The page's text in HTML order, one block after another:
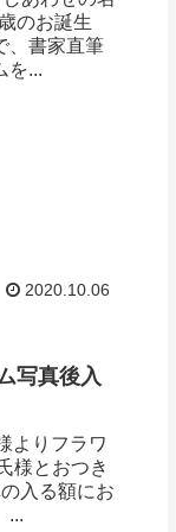
のお誕生
、書家直筆
を...
2020.10.06
写真後入
よりフラワ
様とおつき
入る額にお
...